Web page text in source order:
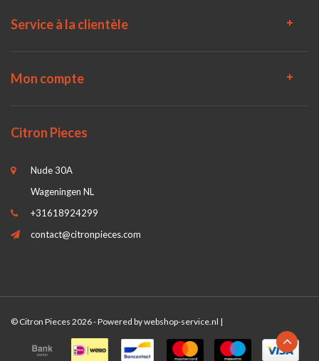
Service à la clientèle
Mon compte
Citron Pieces
Nude 30A
Wageningen NL
+31618924299
contact@citronpieces.com
© Citron Pieces 2026 - Powered bywebshop-service.nl |